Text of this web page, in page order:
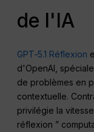
de l'IA
GPT‑5.1 Réflexion
d'OpenAI,
de problèmes en
contextuelle.
privilégie la
réflexion ”